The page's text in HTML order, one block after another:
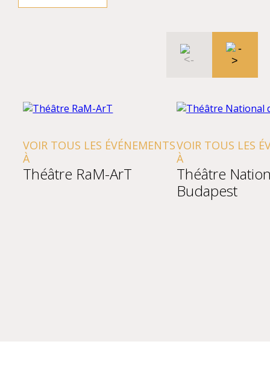
VOIR TOUS LES ÉVÉNEMENTS
À
Théâtre RaM-ArT
VOIR TOUS LES
À
Théâtre
Budapest